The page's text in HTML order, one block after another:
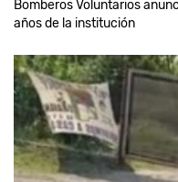
Bomberos Voluntarios
años de la institución